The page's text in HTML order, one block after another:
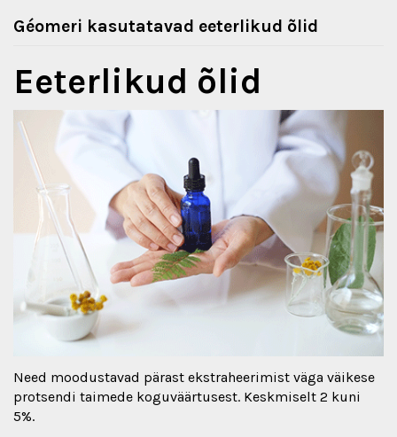
Géomeri kasutatavad eeterlikud õlid
Eeterlikud õlid
Need moodustavad pärast ekstraheerimist väga väikese
protsendi taimede koguväärtusest. Keskmiselt 2 kuni
5%.